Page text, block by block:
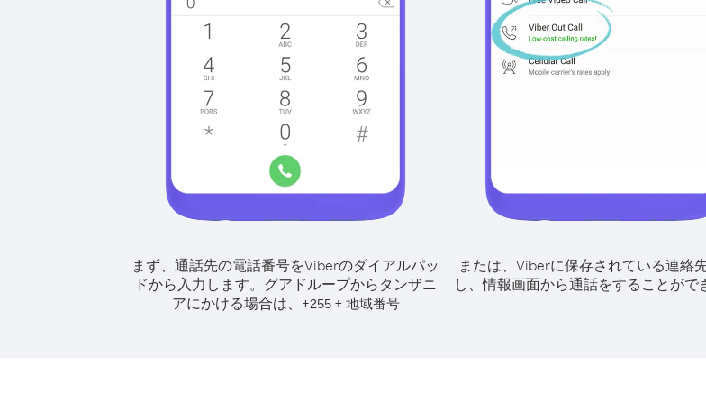
まず、通話先の電話番号をViberのダイアルパッ
ドから入力します。 グアドループからタンザニ
アにかける場合は、
+255+ 地域番号
または、Viberに保存されている連絡
し、情報画面から通話をすることがで